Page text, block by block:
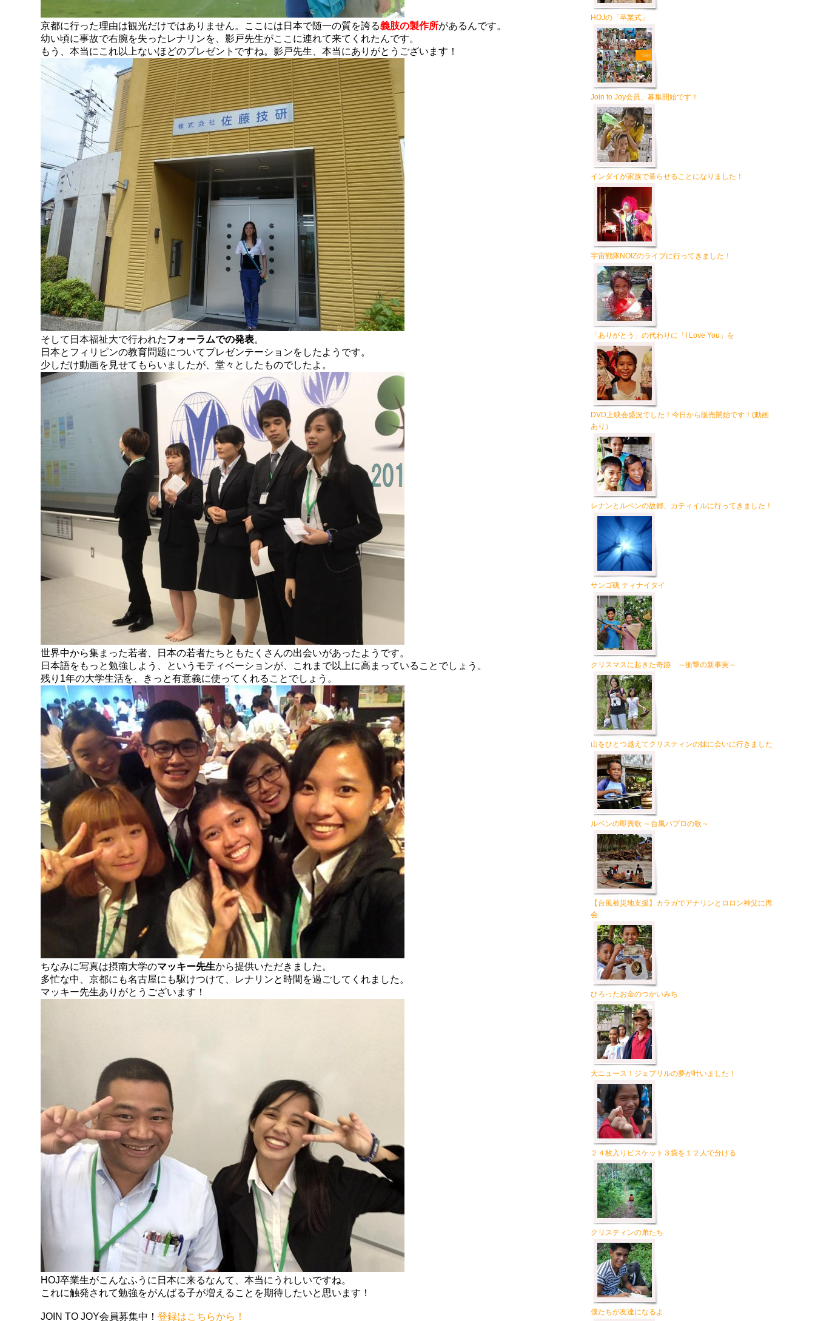
京都に行った理由は観光だけではありません。ここには日本で随一の質を誇る義肢の製作所があるんです。
幼い頃に事故で右腕を失ったレナリンを、影戸先生がここに連れて来てくれたんです。
もう、本当にこれ以上ないほどのプレゼントですね。影戸先生、本当にありがとうございます！
そして日本福祉大で行われたフォーラムでの発表。
日本とフィリピンの教育問題についてプレゼンテーションをしたようです。
少しだけ動画を見せてもらいましたが、堂々としたものでしたよ。
世界中から集まった若者、日本の若者たちともたくさんの出会いがあったようです。
日本語をもっと勉強しよう、というモティベーションが、これまで以上に高まっていることでしょう。
残り1年の大学生活を、きっと有意義に使ってくれることでしょう。
ちなみに写真は摂南大学のマッキー先生から提供いただきました。
多忙な中、京都にも名古屋にも駆けつけて、レナリンと時間を過ごしてくれました。
マッキー先生ありがとうございます！
HOJ卒業生がこんなふうに日本に来るなんて、本当にうれしいですね。
これに触発されて勉強をがんばる子が増えることを期待したいと思います！
JOIN TO JOY会員募集中！登録はこちらから！
HOJの「卒業式」
Join to Joy会員、募集開始です！
インダイが家族で暮らせることになりました！
宇宙戦隊NOIZのライブに行ってきました！
「ありがとう」の代わりに「I Love You」を
DVD上映会盛況でした！今日から販売開始です！(動画
あり）
レナンとルベンの故郷、カティイルに行ってきました！
サンゴ礁 ティナイタイ
クリスマスに起きた奇跡 ～衝撃の新事実～
山をひとつ越えてクリスティンの妹に会いに行きました
ルベンの即興歌 ～台風パブロの歌～
【台風被災地支援】カラガでアナリンとロロン神父に再
会
ひろったお金のつかいみち
大ニュース！ジェプリルの夢が叶いました！
２４枚入りビスケット３袋を１２人で分ける
クリスティンの弟たち
僕たちが友達になるよ